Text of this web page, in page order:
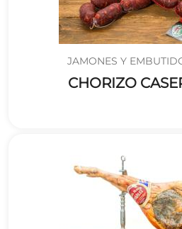
JAMONES Y
CHORIZO